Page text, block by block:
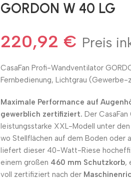
GORDON W 40 LG
220,92 € Preis
CasaFan Profi-Wandventilator
Fernbedienung, Lichtgrau
Maximale Performance auf
gewerblich zertifiziert. Der
leistungsstarke XXL-Modell unter
wo Stellflächen auf dem Boden oder
liefert dieser 40-Watt-Riese
einem großen 460 mm Schutzkorb,
voll zertifiziert nach der